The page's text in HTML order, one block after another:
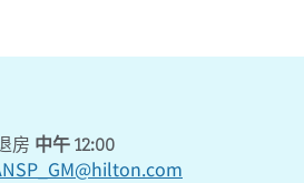
房 中午 12:00